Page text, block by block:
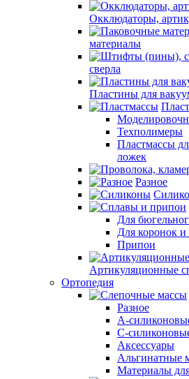
Окклюдаторы,
материалы
сверла
Пластины для
Техполимеры
Пластмассы
ложек
Разное
Для
Для коронок и
Припои
Артикуляционные
Ортопедия
Разное
А-
С-
Аксессуары
Альгинатные
Материалы